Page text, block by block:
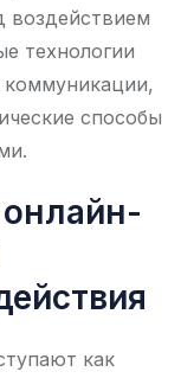
воздействием
технологии
коммуникации,
способы
как